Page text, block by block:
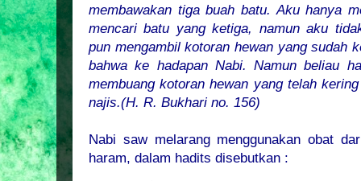
membawakan tiga buah batu. Aku hanya
mencari batu yang ketiga, namun aku
pun mengambil kotoran hewan yang sudah
bahwa ke hadapan Nabi. Namun beliau
membuang kotoran hewan yang telah
najis.(H. R. Bukhari no. 156)
Nabi saw melarang menggunakan obat
haram, dalam hadits disebutkan :